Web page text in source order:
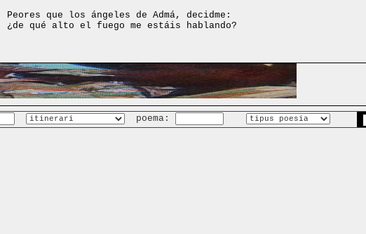
Peores que los ángeles de Admá, decidme:
¿de qué alto el fuego me estáis hablando?
poema: